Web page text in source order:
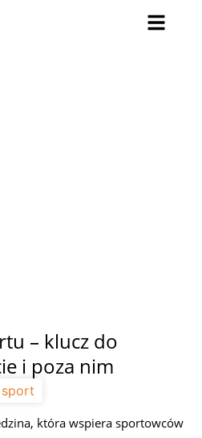
– klucz do
i poza nim
sport
która wspiera sportowców